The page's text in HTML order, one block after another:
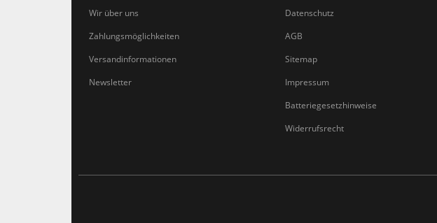
Wir über uns
Zahlungsmöglichkeiten
Versandinformationen
Newsletter
Datenschutz
AGB
Sitemap
Impressum
Batteriegesetzhinweise
Widerrufsrecht